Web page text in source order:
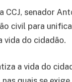
senador
civil para
vida do cidadão.
a vida do